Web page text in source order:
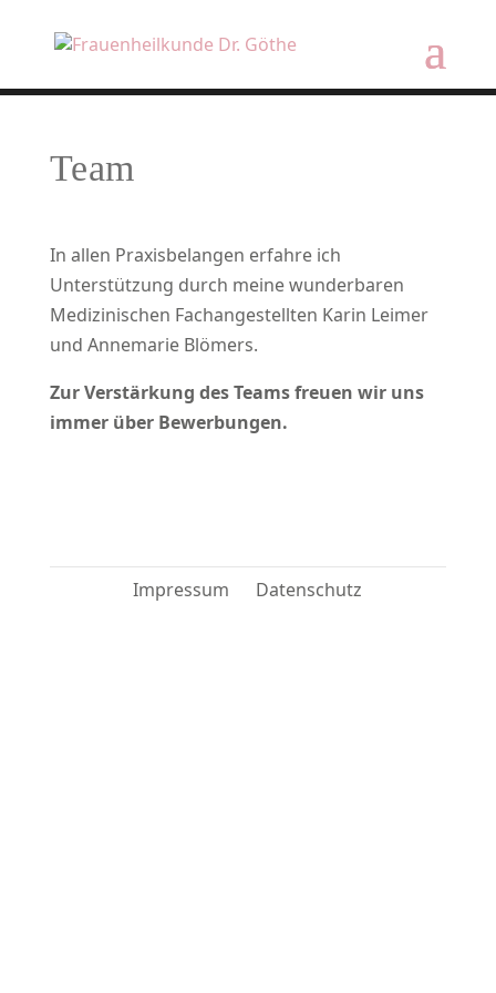
Team
In allen Praxisbelangen erfahre ich
Unterstützung durch meine wunderbaren
Medizinischen Fachangestellten Karin Leimer
und Annemarie Blömers.
Zur Verstärkung des Teams freuen wir uns
immer über Bewerbungen.
Impressum Datenschutz